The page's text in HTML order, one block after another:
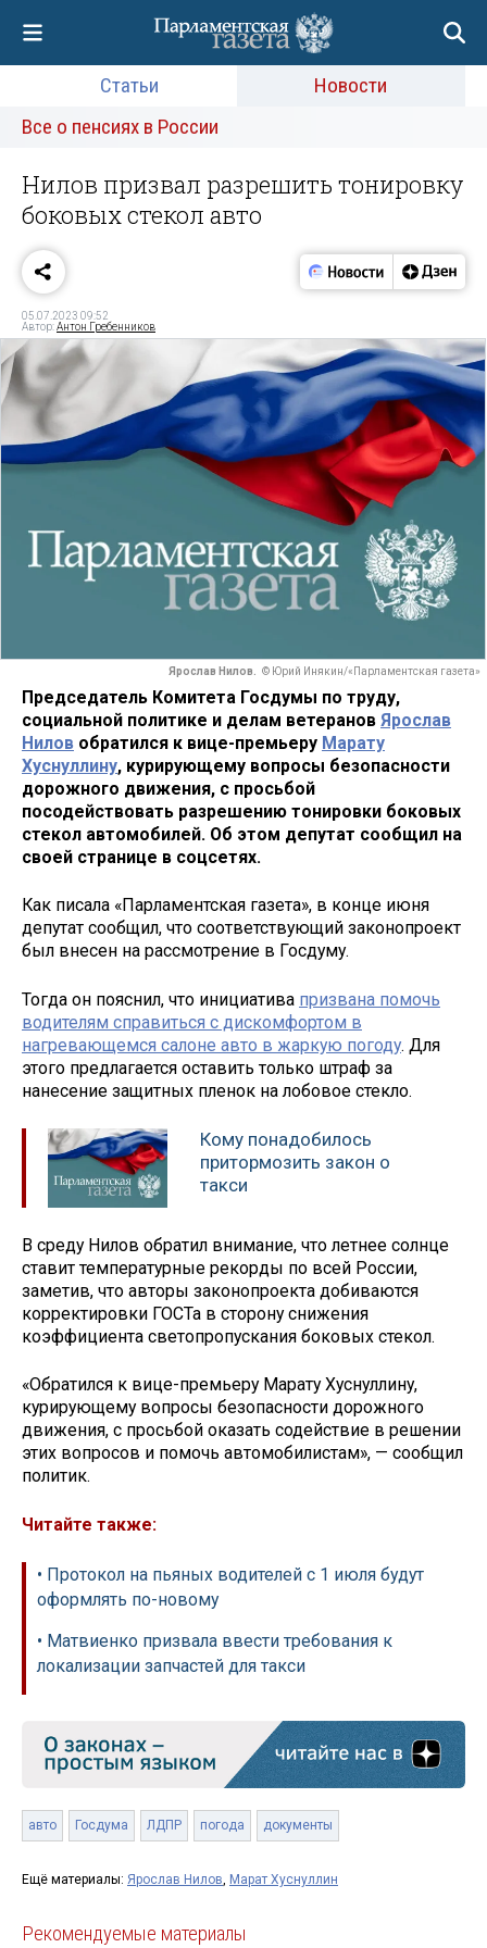
Статьи
Новости
Все о пенсиях в России
Нилов призвал разрешить тонировку
боковых стекол авто
05.07.2023 09:52
Автор:Антон Гребенников
Ярослав Нилов. © Юрий Инякин/«Парламентская газета»
Председатель Комитета Госдумы по труду,
социальной политике и делам ветеранов Ярослав
Нилов обратился к вице-премьеру Марату
Хуснуллину, курирующему вопросы безопасности
дорожного движения, с просьбой
посодействовать разрешению тонировки боковых
стекол автомобилей. Об этом депутат сообщил на
своей странице в соцсетях.
Как писала «Парламентская газета», в конце июня
депутат сообщил, что соответствующий законопроект
был внесен на рассмотрение в Госдуму.
Тогда он пояснил, что инициатива призвана помочь
водителям справиться с дискомфортом в
нагревающемся салоне авто в жаркую погоду. Для
этого предлагается оставить только штраф за
нанесение защитных пленок на лобовое стекло.
Кому понадобилось
притормозить закон о
такси
В среду Нилов обратил внимание, что летнее солнце
ставит температурные рекорды по всей России,
заметив, что авторы законопроекта добиваются
корректировки ГОСТа в сторону снижения
коэффициента светопропускания боковых стекол.
«Обратился к вице-премьеру Марату Хуснуллину,
курирующему вопросы безопасности дорожного
движения, с просьбой оказать содействие в решении
этих вопросов и помочь автомобилистам», — сообщил
политик.
Читайте также:
• Протокол на пьяных водителей с 1 июля будут
оформлять по-новому
• Матвиенко призвала ввести требования к
локализации запчастей для такси
авто Госдума ЛДПР погода документы
Ещё материалы: Ярослав Нилов, Марат Хуснуллин
Рекомендуемые материалы